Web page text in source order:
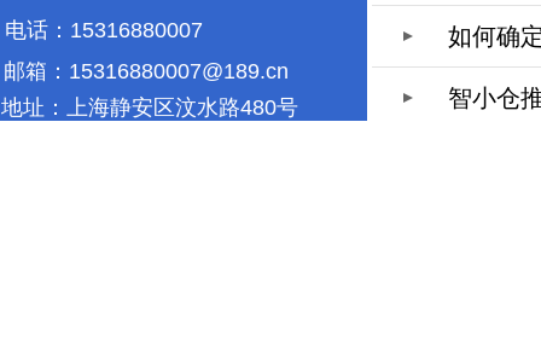
邮箱： 15316880007@189.cn
地址： 上海静安区汶水路480号
电话：15316880007 如何确
智小仓